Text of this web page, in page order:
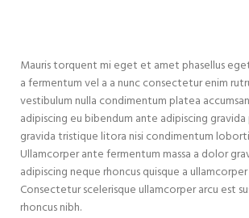
Mauris torquent mi eget et amet phasellus
a fermentum vel a a nunc consectetur enim
vestibulum nulla condimentum platea
adipiscing eu bibendum ante adipiscing
gravida tristique litora nisi condimentum
Ullamcorper ante fermentum massa a dolor
adipiscing neque rhoncus quisque a
Consectetur scelerisque ullamcorper arcu est
rhoncus nibh.